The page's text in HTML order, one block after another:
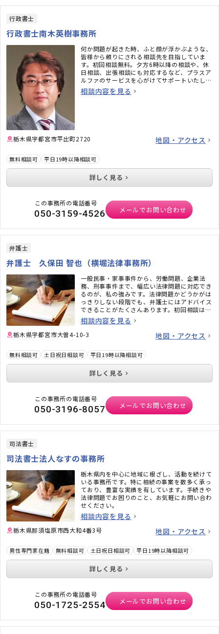
行政書士
行政書士南木英樹事務所
何か問題が起きた時、ふと顔が浮かぶような、
皆様から頼りにされる相談先を目指していま
す。初回相談無料。夕方6時以降の相談や、休
日相談、出張相談にも対応するなど、プラスア
ルファのサービスを心がけてサポートいたしま
す。
相談内容を見る
栃木県宇都宮市平出町2720 地図・アクセス
無料相談可 平日19時以降相談可
詳しく見る
この事務所の電話番号
050-3159-4526 メールでお問い合わせ
弁護士
弁護士 久保田 智也（横堀法律事務所）
一般民事・家事事件から、労働問題、企業法
務、刑事事件まで、幅広い法律問題に対応でき
るのが、私の強みです。法律問題かどうかがは
っきりしない段階でも、弁護士にはアドバイス
できることがたくさんあります。初回相談は無
料ですので、どうぞ、お気軽にご相談くださ
い。
相談内容を見る
栃木県宇都宮市大曽4-10-3 地図・アクセス
無料相談可 土日祝日相談可 平日19時以降相談可
詳しく見る
この事務所の電話番号
050-3196-8057 メールでお問い合わせ
司法書士
司法書士法人なすの事務所
栃木県内を中心に地域に根ざし、活動を続けて
いる事務所です。特に相続の事案を数多く承っ
ており、豊富な実績を有しています。手続きや
法律問題でお困りのこと、お気軽にお問い合わ
せください。
相談内容を見る
栃木県那須塩原市西大和4番3号 地図・アクセス
男性専門家在籍 無料相談可 土日祝日相談可 平日19時以降相談可
詳しく見る
この事務所の電話番号
050-1725-2554 メールでお問い合わせ